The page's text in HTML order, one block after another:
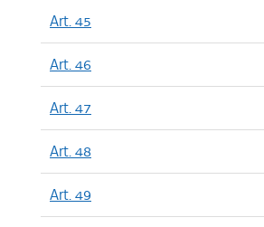
Art. 45
Art. 46
Art. 47
Art. 48
Art. 49